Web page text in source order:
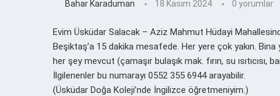
Bahar Karaduman 18 Kasım 2024 0 yorumlar
Evim Üsküdar Salacak – Aziz Mahmut Hüdayi
Beşiktaş’a 15 dakika mesafede. Her yere çok yakın.
her şey mevcut (çamaşır bulaşık mak. fırın, su
İlgilenenler bu numarayı 0552 355 6944 arayabilir.
(Üsküdar Doğa Koleji’nde İngilizce öğretmeniyim.)